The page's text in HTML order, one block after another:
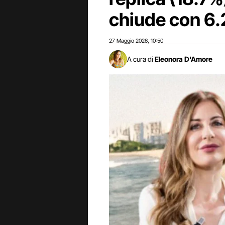
chiude con
27 Maggio 2026 10:50
A cura di Eleonora D'Amore